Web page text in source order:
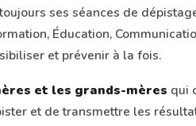
ses séances de
Éducation,
et prévenir à la fois.
et les grands-mères qui
et de transmettre les